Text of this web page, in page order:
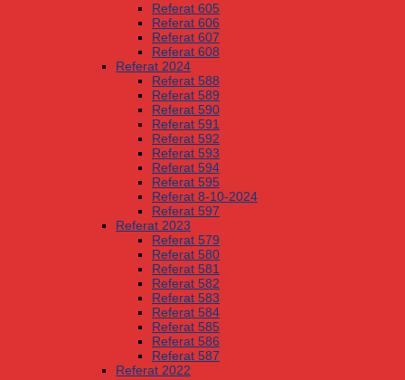
Referat 605
Referat 606
Referat 607
Referat 608
Referat 2024
Referat 588
Referat 589
Referat 590
Referat 591
Referat 592
Referat 593
Referat 594
Referat 595
Referat 8-10-2024
Referat 597
Referat 2023
Referat 579
Referat 580
Referat 581
Referat 582
Referat 583
Referat 584
Referat 585
Referat 586
Referat 587
Referat 2022